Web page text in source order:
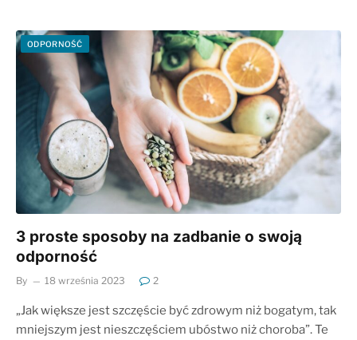
ODPORNOŚĆ
3 proste sposoby na zadbanie o swoją
odporność
By 18 września 2023 2
„Jak większe jest szczęście być zdrowym niż bogatym, tak
mniejszym jest nieszczęściem ubóstwo niż choroba”. Te